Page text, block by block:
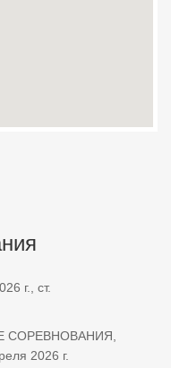
г., ст.
СОРЕВНОВАНИЯ,
2026 г.